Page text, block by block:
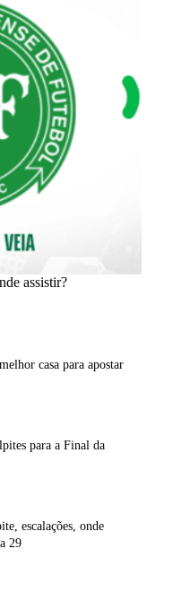
assistir?
casa para apostar
para a Final da
escalações, onde
29